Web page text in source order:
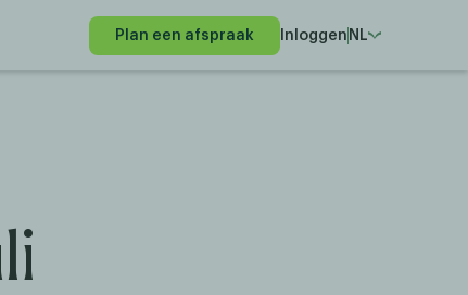
Plan een afspraak Inloggen NL